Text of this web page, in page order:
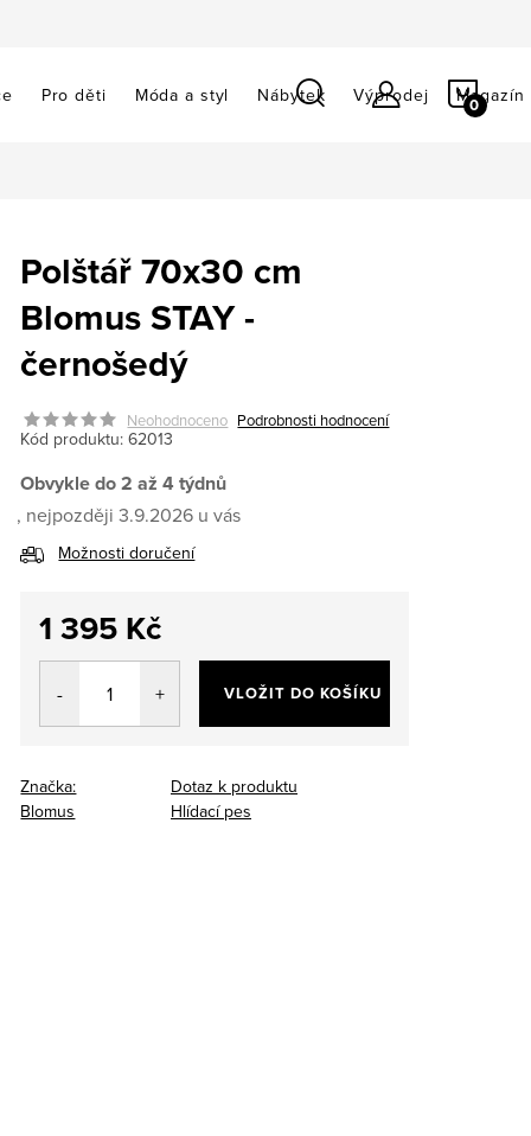
Pro děti Móda a styl Nábytek Výprodej Magazín
Polštář 70x30 cm
Blomus STAY -
černošedý
Neohodnoceno Podrobnosti hodnocení
Kód produktu: 62013
Obvykle do 2 až 4 týdnů
3.9.2026
Možnosti doručení
1 395 Kč
Měrná
VLOŽIT DO KOŠÍKU
Značka:
Blomus
Dotaz k produktu
Hlídací pes